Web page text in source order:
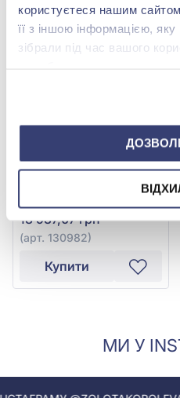
користуєтеся нашим
її з іншою інформацією,
зібрали під час вашого
-56%
Підвіска з червоно-
18 937,07 грн
(арт. 130982)
Купити
МИ У